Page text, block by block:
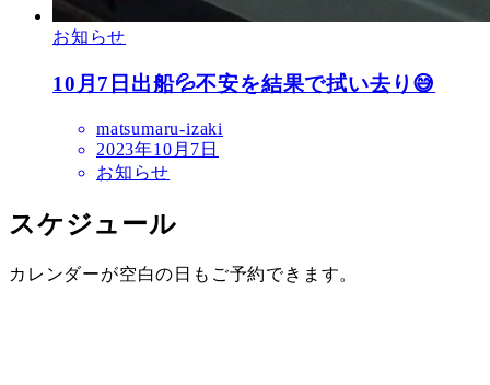
お知らせ
10月7日出船💦不安を結果で拭い去り😅
matsumaru-izaki
2023年10月7日
お知らせ
スケジュール
カレンダーが空白の日もご予約できます。